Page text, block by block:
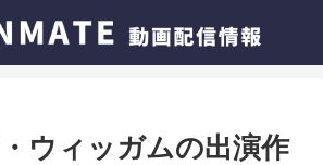
ウィッガムの出演作